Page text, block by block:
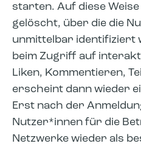
starten. Auf diese
gelöscht, über die die
unmittelbar identifiziert
beim Zugriff auf
Liken, Kommentieren,
erscheint dann wieder
Erst nach der
Nutzer*innen für die
Netzwerke wieder als